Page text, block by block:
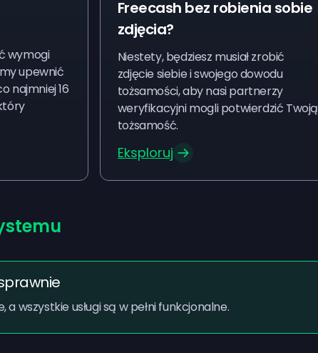
wymogi
upewnić
najmniej 16
Freecash bez robienia sobie
zdjęcia?
Niestety, będziesz musiał zrobić
zdjęcie siebie i swojego dowodu
tożsamości, aby nasi partnerzy
weryfikacyjni mogli potwierdzić Twoją
tożsamość.
Eksploruj
a wszystkie usługi są w pełni funkcjonalne.